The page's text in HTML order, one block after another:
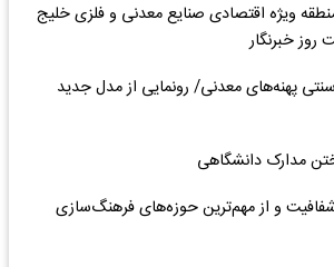
ویژه اقتصادی صنایع معدنی و فلزی خلیج
خبرنگار‌
پهنه‌های معدنی/ رونمایی از مدل جدید
مدارک دانشگاهی
شفافیت و از مهم‌ترین حوزه‌های فرهنگ‌سازی